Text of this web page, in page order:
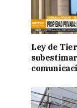
Ley de